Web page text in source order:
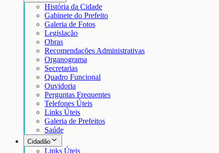
História da Cidade
Gabinete do Prefeito
Galeria de Fotos
Legislação
Obras
Recomendações Administrativas
Organograma
Secretarias
Quadro Funcional
Ouvidoria
Perguntas Frequentes
Telefones Úteis
Links Úteis
Galeria de Prefeitos
Saúde
Cidadão
Links Úteis